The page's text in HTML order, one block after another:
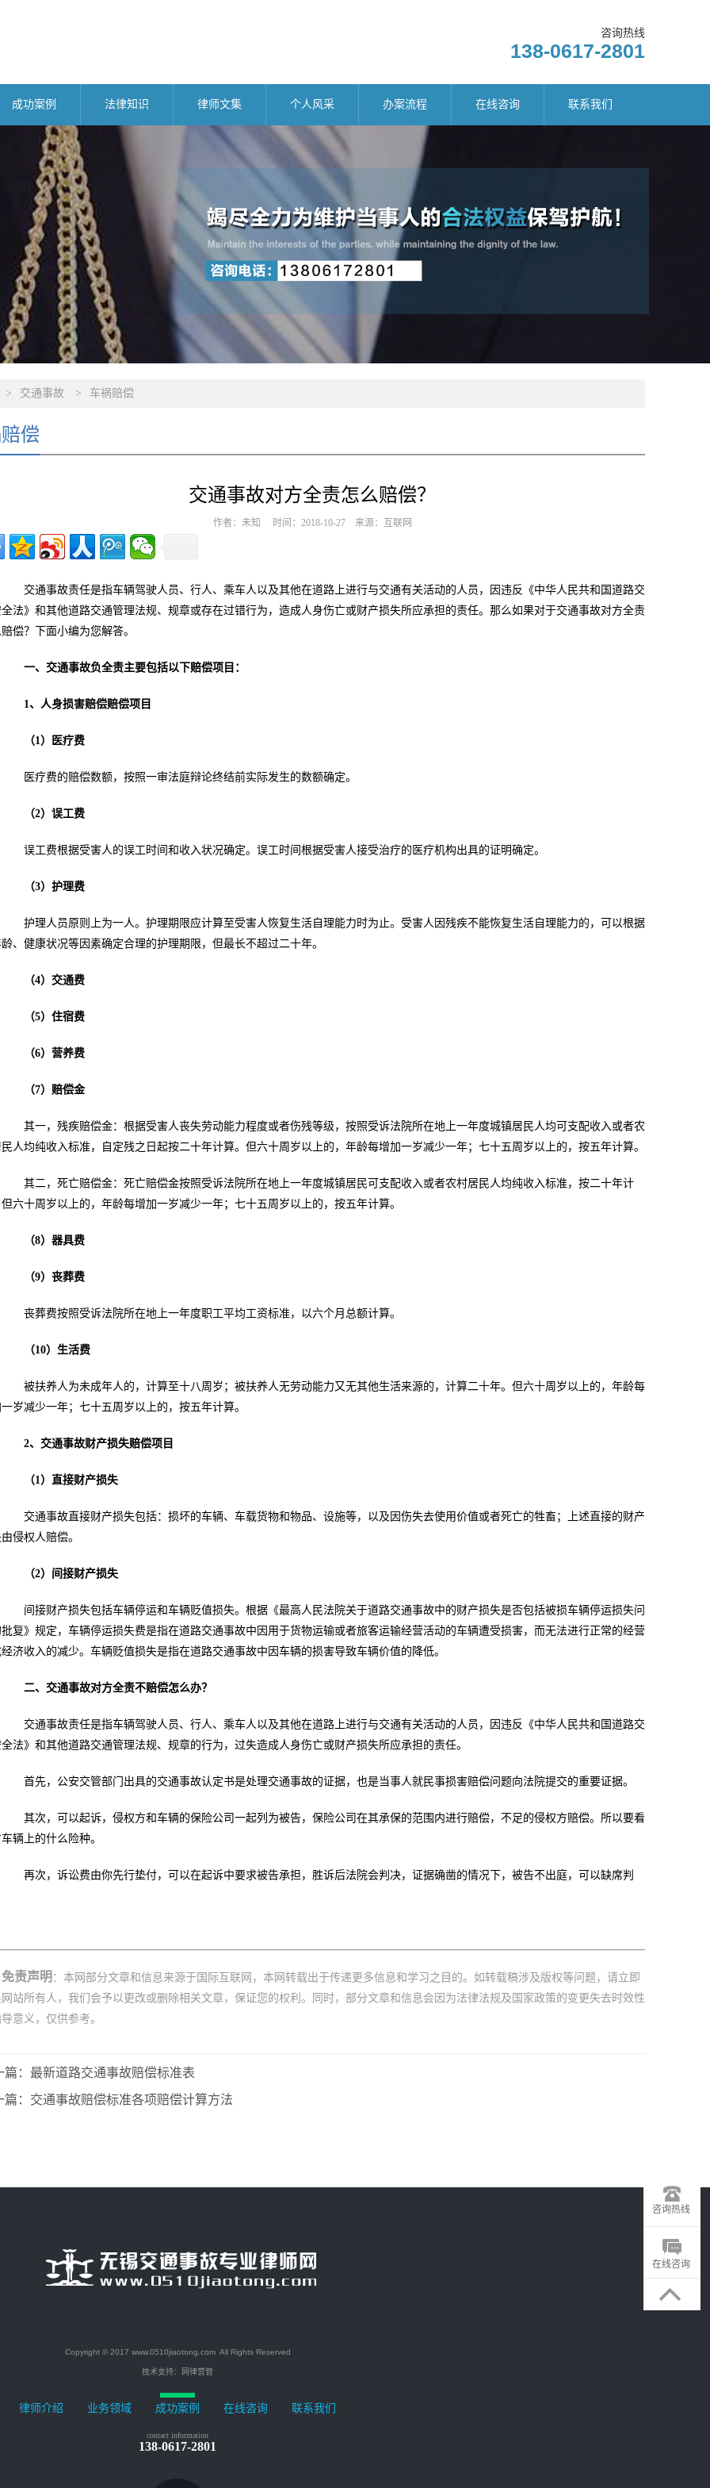
咨询热线
138-0617-2801
成功案例 法律知识 律师文集 个人风采 办案流程 在线咨询 联系我们
> 交通事故 > 车祸赔偿
偿
交通事故对方全责怎么赔偿？
作者：未知 时间：2018-10-27 来源：互联网
交通事故责任是指车辆驾驶人员、行人、乘车人以及其他在道路上进行与交通有关活动的人员，因违反《中华人民共和国道路交
法》和其他道路交通管理法规、规章或存在过错行为，造成人身伤亡或财产损失所应承担的责任。那么如果对于交通事故对方全责
偿？下面小编为您解答。
一、交通事故负全责主要包括以下赔偿项目：
1、人身损害赔偿赔偿项目
（1）医疗费
医疗费的赔偿数额，按照一审法庭辩论终结前实际发生的数额确定。
（2）误工费
误工费根据受害人的误工时间和收入状况确定。误工时间根据受害人接受治疗的医疗机构出具的证明确定。
（3）护理费
护理人员原则上为一人。护理期限应计算至受害人恢复生活自理能力时为止。受害人因残疾不能恢复生活自理能力的，可以根据
、健康状况等因素确定合理的护理期限，但最长不超过二十年。
（4）交通费
（5）住宿费
（6）营养费
（7）赔偿金
其一，残疾赔偿金：根据受害人丧失劳动能力程度或者伤残等级，按照受诉法院所在地上一年度城镇居民人均可支配收入或者农
人均纯收入标准，自定残之日起按二十年计算。但六十周岁以上的，年龄每增加一岁减少一年；七十五周岁以上的，按五年计算。
其二，死亡赔偿金：死亡赔偿金按照受诉法院所在地上一年度城镇居民可支配收入或者农村居民人均纯收入标准，按二十年计
六十周岁以上的，年龄每增加一岁减少一年；七十五周岁以上的，按五年计算。
（8）器具费
（9）丧葬费
丧葬费按照受诉法院所在地上一年度职工平均工资标准，以六个月总额计算。
（10）生活费
被扶养人为未成年人的，计算至十八周岁；被扶养人无劳动能力又无其他生活来源的，计算二十年。但六十周岁以上的，年龄每
岁减少一年；七十五周岁以上的，按五年计算。
2、交通事故财产损失赔偿项目
（1）直接财产损失
交通事故直接财产损失包括：损坏的车辆、车载货物和物品、设施等，以及因伤失去使用价值或者死亡的牲畜；上述直接的财产
侵权人赔偿。
（2）间接财产损失
间接财产损失包括车辆停运和车辆贬值损失。根据《最高人民法院关于道路交通事故中的财产损失是否包括被损车辆停运损失问
复》规定，车辆停运损失费是指在道路交通事故中因用于货物运输或者旅客运输经营活动的车辆遭受损害，而无法进行正常的经营
济收入的减少。车辆贬值损失是指在道路交通事故中因车辆的损害导致车辆价值的降低。
二、交通事故对方全责不赔偿怎么办？
交通事故责任是指车辆驾驶人员、行人、乘车人以及其他在道路上进行与交通有关活动的人员，因违反《中华人民共和国道路交
法》和其他道路交通管理法规、规章的行为，过失造成人身伤亡或财产损失所应承担的责任。
首先，公安交管部门出具的交通事故认定书是处理交通事故的证据，也是当事人就民事损害赔偿问题向法院提交的重要证据。
其次，可以起诉，侵权方和车辆的保险公司一起列为被告，保险公司在其承保的范围内进行赔偿，不足的侵权方赔偿。所以要看
辆上的什么险种。
再次，诉讼费由你先行垫付，可以在起诉中要求被告承担，胜诉后法院会判决，证据确凿的情况下，被告不出庭，可以缺席判
免责声明 ：本网部分文章和信息来源于国际互联网，本网转载出于传递更多信息和学习之目的。如转载稿涉及版权等问题，请立即
站所有人，我们会予以更改或删除相关文章，保证您的权利。同时，部分文章和信息会因为法律法规及国家政策的变更失去时效性
意义，仅供参考。
篇：最新道路交通事故赔偿标准表
篇：交通事故赔偿标准各项赔偿计算方法
Copyright © 2017 www.0510jiaotong.com All Rights Reserved
技术支持： 网律营管
律师介绍 业务领域 成功案例 在线咨询 联系我们
contact information
138-0617-2801
咨询热线
在线咨询